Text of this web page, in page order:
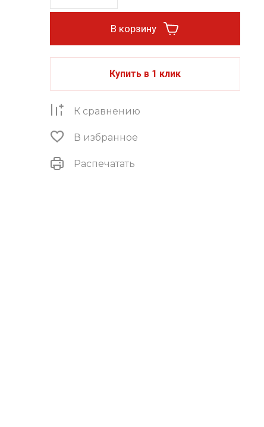
В корзину
Купить в 1 клик
К сравнению
В избранное
Распечатать